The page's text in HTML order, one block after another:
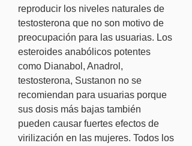
reproducir los niveles naturales de
testosterona que no son motivo de
preocupación para las usuarias. Los
esteroides anabólicos potentes
como Dianabol, Anadrol,
testosterona, Sustanon no se
recomiendan para usuarias porque
sus dosis más bajas también
pueden causar fuertes efectos de
virilización en las mujeres. Todos los